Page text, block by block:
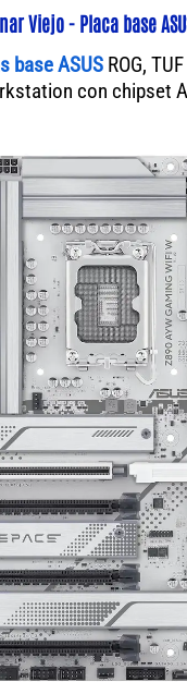
Viejo - Placa base
base ASUS ROG,
con chipset